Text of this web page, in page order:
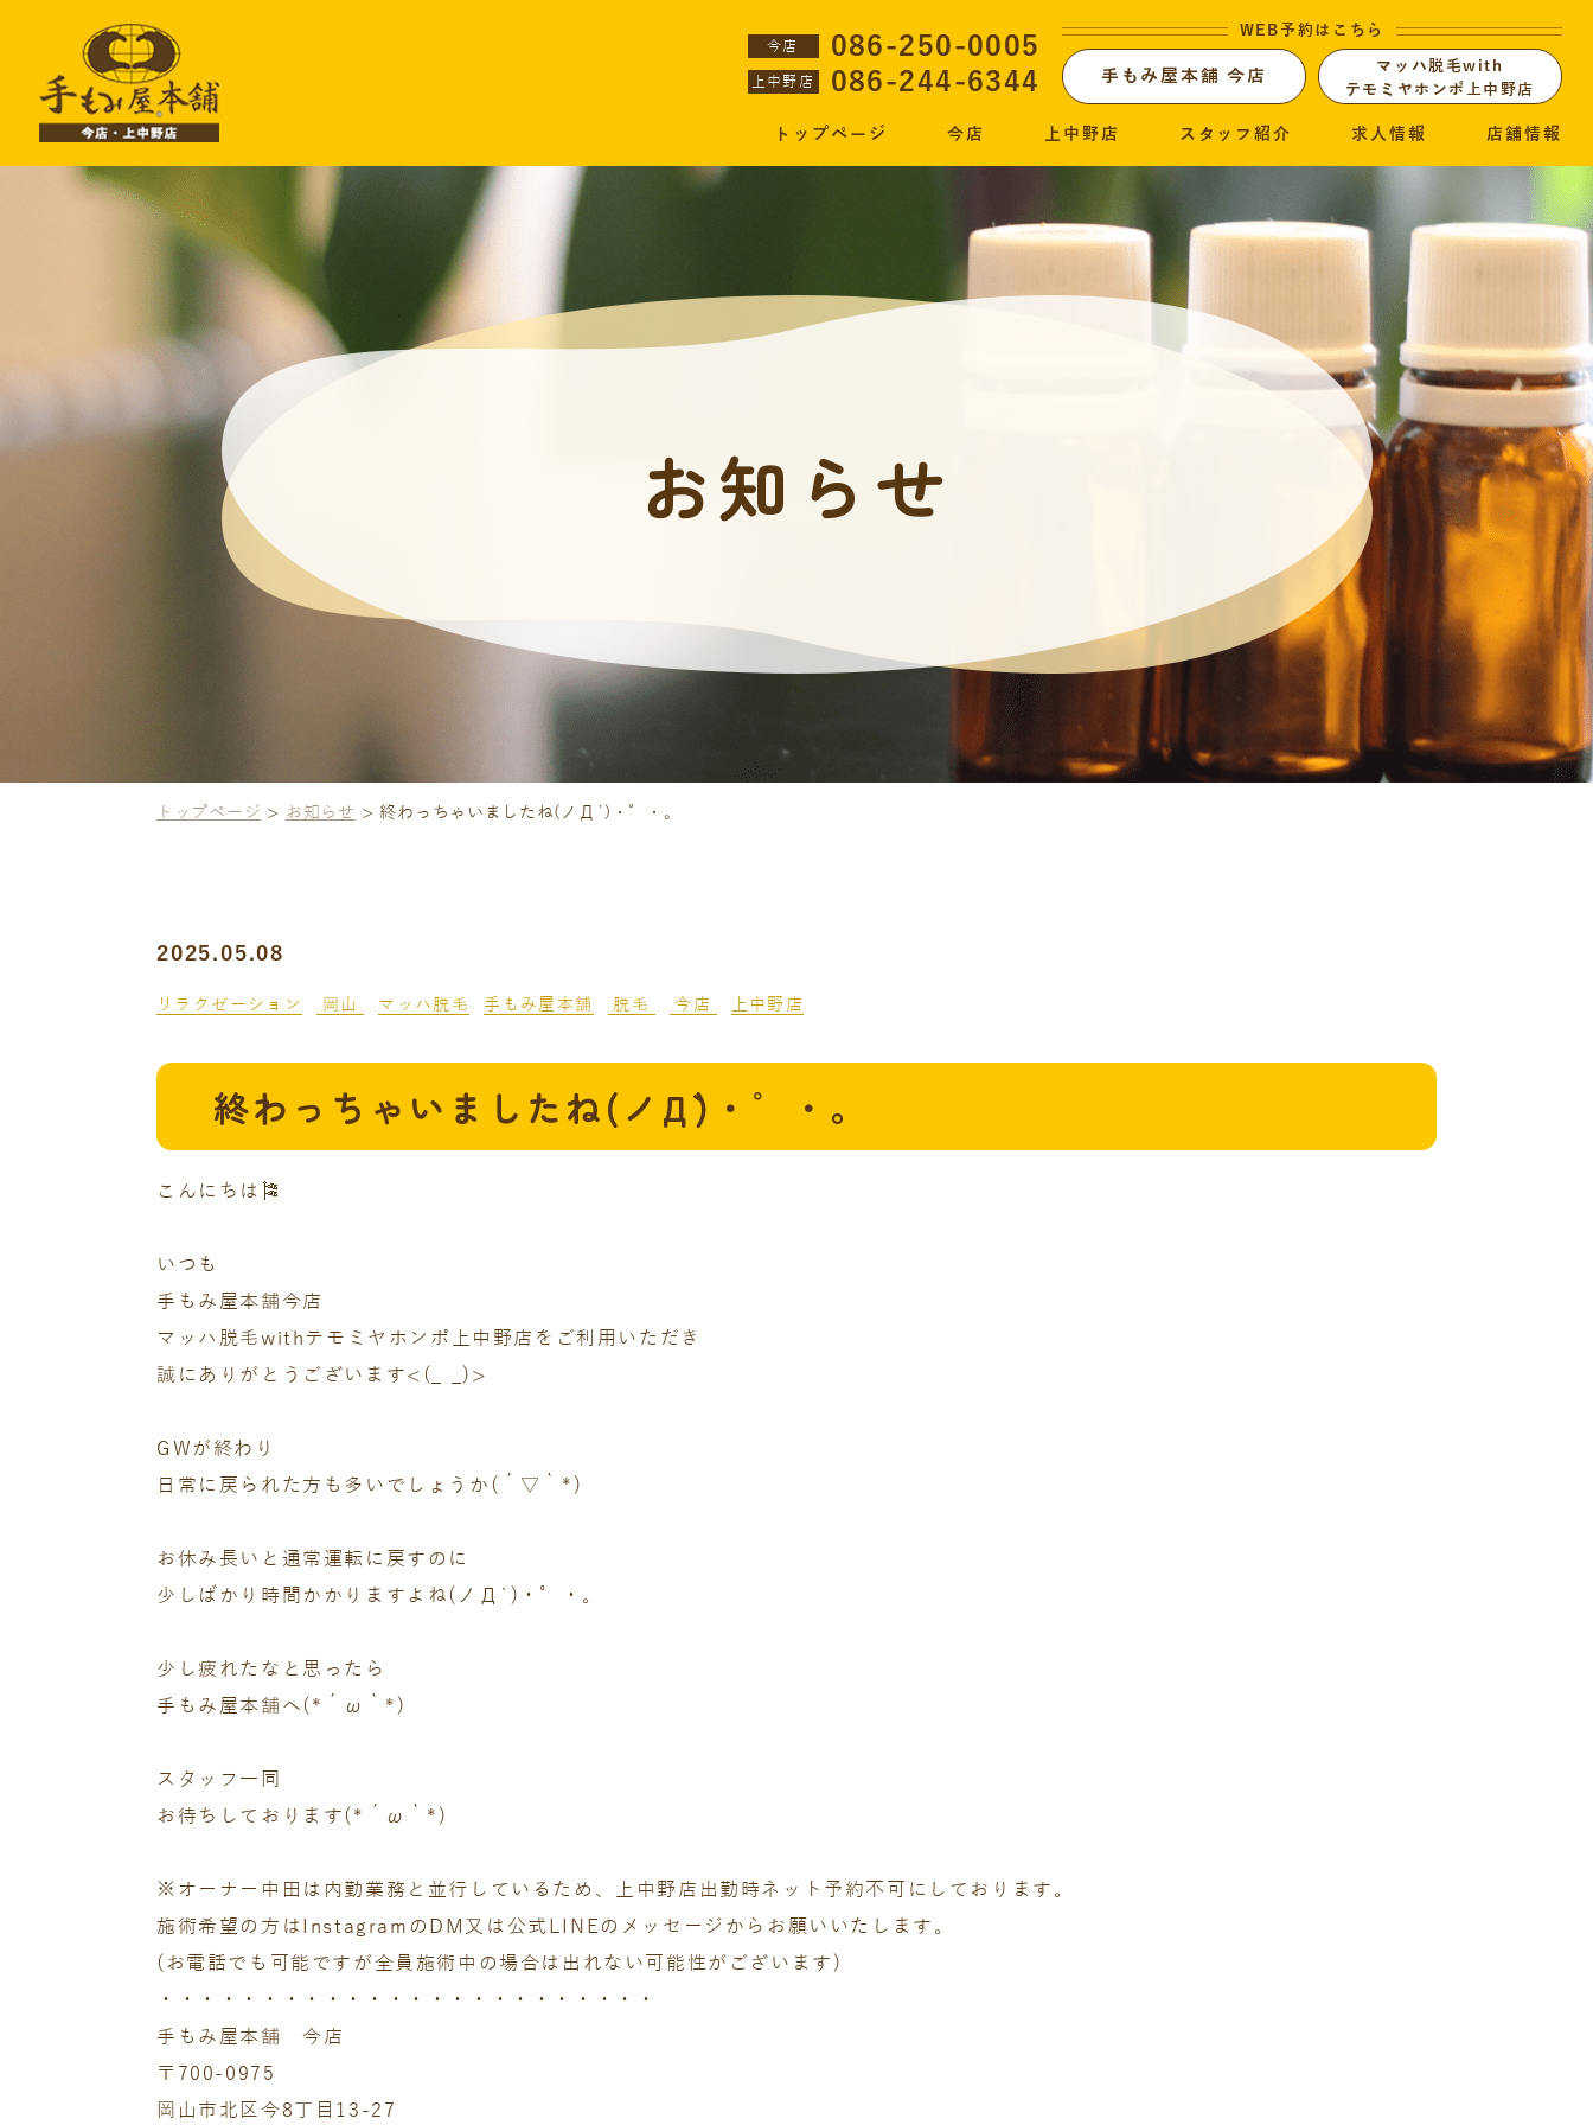
今店 086-250-0005
上中野店 086-244-6344
WEB予約はこちら
手もみ屋本舗 今店
マッハ脱毛with
テモミヤホンポ上中野店
トップページ 今店 上中野店 スタッフ紹介 求人情報 店舗情報
お知らせ
トップページ お知らせ 終わっちゃいましたね(ノД`)・゜・。
2025.05.08
リラクゼーション 岡山 マッハ脱毛 手もみ屋本舗 脱毛 今店 上中野店
終わっちゃいましたね(ノД`)・゜・。
こんにちは🎏
いつも
手もみ屋本舗今店
マッハ脱毛withテモミヤホンポ上中野店をご利用いただき
誠にありがとうございます<(_ _)>
GWが終わり
日常に戻られた方も多いでしょうか(´▽｀*)
お休み長いと通常運転に戻すのに
少しばかり時間かかりますよね(ノД`)・゜・。
少し疲れたなと思ったら
手もみ屋本舗へ(*´ω｀*)
スタッフ一同
お待ちしております(*´ω｀*)
※オーナー中田は内勤業務と並行しているため、上中野店出勤時ネット予約不可にしております。
施術希望の方はInstagramのDM又は公式LINEのメッセージからお願いいたします。
(お電話でも可能ですが全員施術中の場合は出れない可能性がございます)
・・・・・・・・・・・・・・・・・・・・・・・・
手もみ屋本舗 今店
〒700-0975
岡山市北区今8丁目13-27